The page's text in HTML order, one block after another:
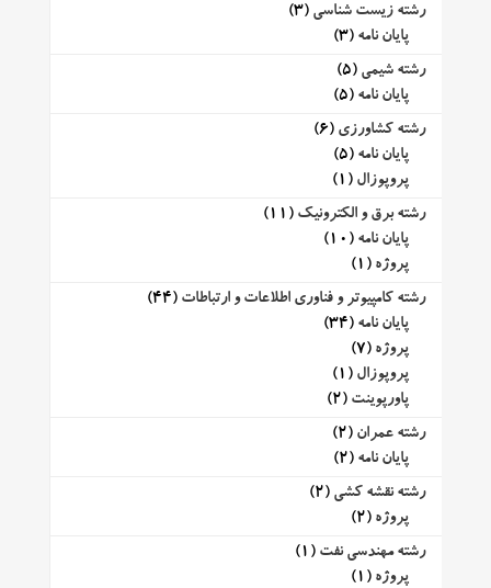
رشته زیست شناسی (3)
پایان نامه (3)
رشته شیمی (5)
پایان نامه (5)
رشته کشاورزی (6)
پایان نامه (5)
پروپوزال (1)
رشته برق و الکترونیک (11)
پایان نامه (10)
پروژه (1)
رشته کامپیوتر و فناوری اطلاعات و ارتباطات (44)
پایان نامه (34)
پروژه (7)
پروپوزال (1)
پاورپوینت (2)
رشته عمران (2)
پایان نامه (2)
رشته نقشه کشی (2)
پروژه (2)
رشته مهندسی نفت (1)
پروژه (1)